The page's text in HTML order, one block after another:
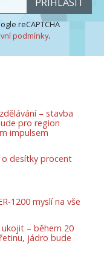
reCAPTCHA
podmínky.
– stavba
pro region
impulsem
desítky procent
1200 myslí na vše
– během 20
jádro bude